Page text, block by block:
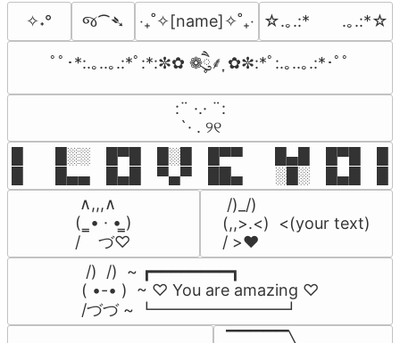
✧˖° જ⁀➴ ‎‧₊˚✧[name]✧˚₊‧ ☆.｡.:*　　.｡.:*☆
ﾟﾟ･*:.｡..｡.:*ﾟ:*:✼✿ ❁ཻུ۪۪⸙͎ ✿✼:*ﾟ:.｡..｡.:*･ﾟﾟ
⠀:¨ ·.· ¨:⠀
⠀ `· . ୨୧⠀
█  █░░ █▀█ █░█ █▀▀  █▄█ █▀█
█  █▄▄ █▄█ ▀▄▀ ██▄  ░█░ █▄█
∧,,,∧
(  ̳• · • ̳)
/    づ♡
/)_/)
(,,>.<)  <(your text)
/ >❤️
/)  /)  ~ ┏━━━━━━━━┓
( •-• )  ~ ♡ You are amazing ♡
/づづ ~ ┗━━━━━━━━┛
▔▔▔▔▔╲